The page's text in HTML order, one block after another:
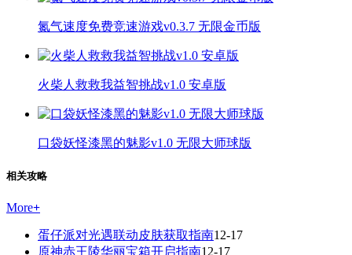
氮气速度免费竞速游戏v0.3.7 无限金币版
火柴人救救我益智挑战v1.0 安卓版
口袋妖怪漆黑的魅影v1.0 无限大师球版
相关攻略
More+
蛋仔派对光遇联动皮肤获取指南12-17
原神赤王陵华丽宝箱开启指南12-17